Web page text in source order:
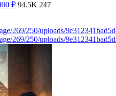
₽ 94.5K 247
269/250/uploads/
269/250/uploads/